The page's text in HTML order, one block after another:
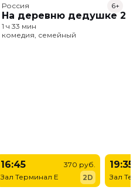
Россия
На деревню дедушке 2
6+
1 ч 33 мин
комедия, семейный
16:45
Зал Терминал E
370 руб.
2D
19:35
Зал